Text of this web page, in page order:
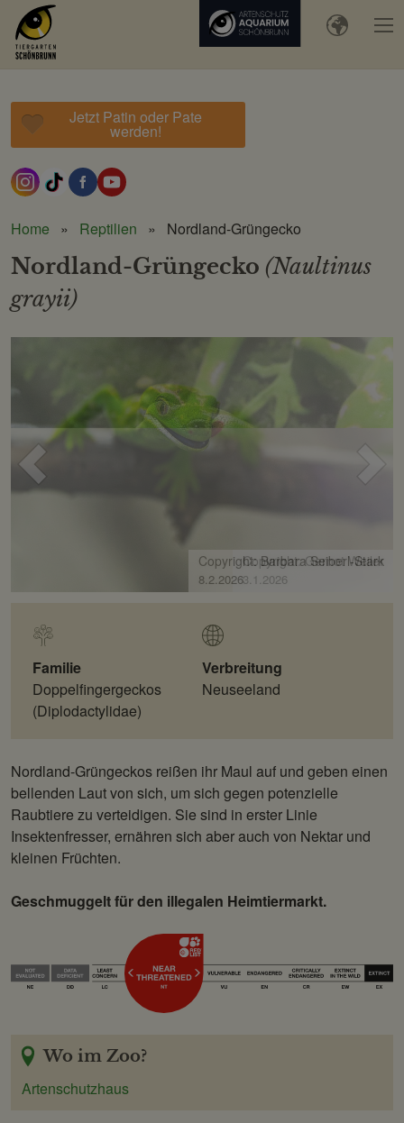
Jetzt Patin oder Pate
werden!
Home Reptilien Nordland-Grüngecko
Nordland-Grüngecko (Naultinus
grayii)
Voriges
Bild Bild
Copyright: Gernot Weiler
3.1.2026
Familie
Doppelfingergeckos
(Diplodactylidae)
Verbreitung
Neuseeland
Nordland-Grüngeckos reißen ihr Maul auf und geben einen
bellenden Laut von sich, um sich gegen potenzielle
Raubtiere zu verteidigen. Sie sind in erster Linie
Insektenfresser, ernähren sich aber auch von Nektar und
kleinen Früchten.
Geschmuggelt für den illegalen Heimtiermarkt.
Wo im Zoo?
Artenschutzhaus